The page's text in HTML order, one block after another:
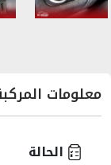
معلومات
الحالة